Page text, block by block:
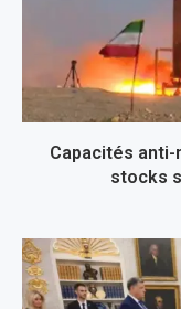
Capacités anti-
stocks